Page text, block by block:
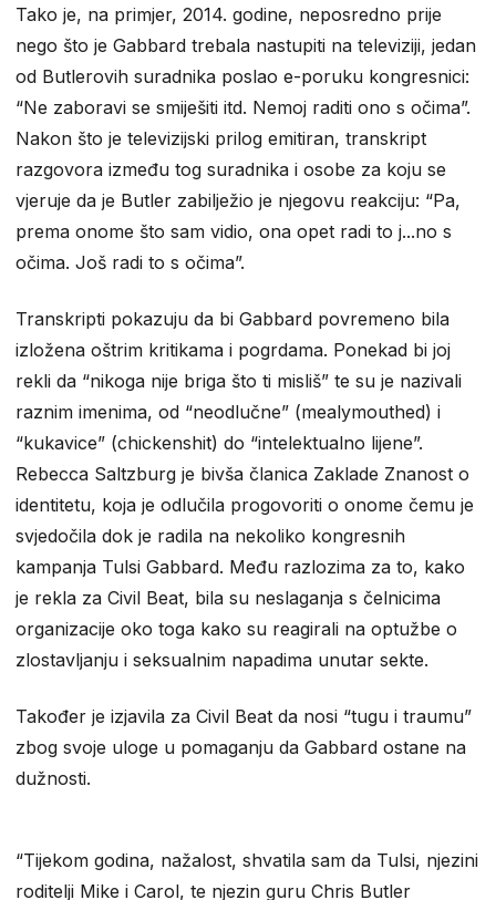
Tako je, na primjer, 2014. godine, neposredno prije
nego što je Gabbard trebala nastupiti na televiziji, jedan
od Butlerovih suradnika poslao e-poruku kongresnici:
“Ne zaboravi se smiješiti itd. Nemoj raditi ono s očima”.
Nakon što je televizijski prilog emitiran, transkript
razgovora između tog suradnika i osobe za koju se
vjeruje da je Butler zabilježio je njegovu reakciju: “Pa,
prema onome što sam vidio, ona opet radi to j...no s
očima. Još radi to s očima”.
Transkripti pokazuju da bi Gabbard povremeno bila
izložena oštrim kritikama i pogrdama. Ponekad bi joj
rekli da “nikoga nije briga što ti misliš” te su je nazivali
raznim imenima, od “neodlučne” (mealymouthed) i
“kukavice” (chickenshit) do “intelektualno lijene”.
Rebecca Saltzburg je bivša članica Zaklade Znanost o
identitetu, koja je odlučila progovoriti o onome čemu je
svjedočila dok je radila na nekoliko kongresnih
kampanja Tulsi Gabbard. Među razlozima za to, kako
je rekla za Civil Beat, bila su neslaganja s čelnicima
organizacije oko toga kako su reagirali na optužbe o
zlostavljanju i seksualnim napadima unutar sekte.
Također je izjavila za Civil Beat da nosi “tugu i traumu”
zbog svoje uloge u pomaganju da Gabbard ostane na
dužnosti.
“Tijekom godina, nažalost, shvatila sam da Tulsi, njezini
roditelji Mike i Carol, te njezin guru Chris Butler